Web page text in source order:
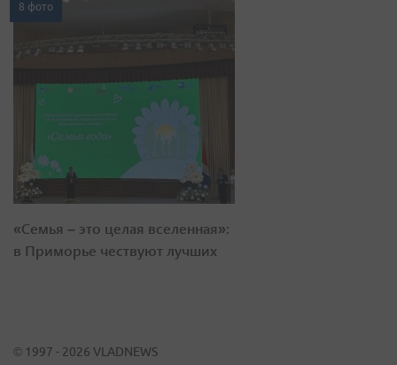
8 фото
«Семья – это целая вселенная»:
в Приморье чествуют лучших
© 1997 - 2026 VLADNEWS